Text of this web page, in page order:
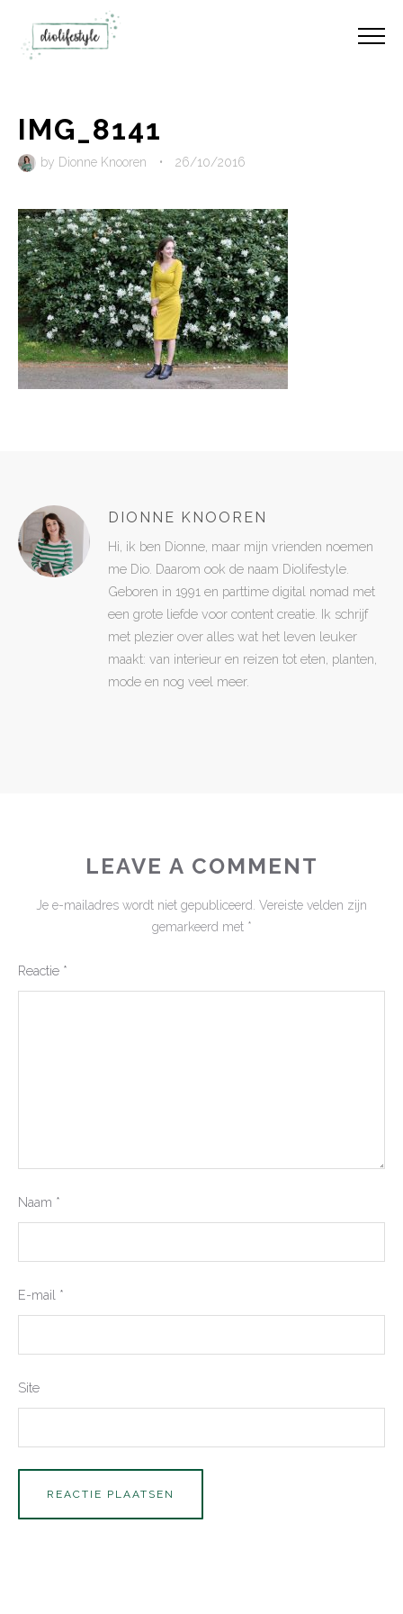
IMG_8141
by Dionne Knooren • 26/10/2016
DIONNE KNOOREN
Hi, ik ben Dionne, maar mijn vrienden noemen
me Dio. Daarom ook de naam Diolifestyle.
Geboren in 1991 en parttime digital nomad met
een grote liefde voor content creatie. Ik schrijf
met plezier over alles wat het leven leuker
maakt: van interieur en reizen tot eten, planten,
mode en nog veel meer.
LEAVE A COMMENT
Je e-mailadres wordt niet gepubliceerd. Vereiste velden zijn
gemarkeerd met *
Reactie *
Naam *
E-mail *
Site